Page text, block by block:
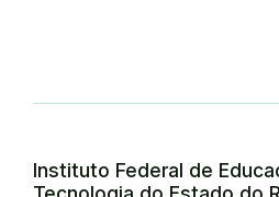
Instituto Federal de